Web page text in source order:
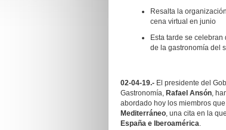
Resalta la
cena virtual en junio
Esta tarde se
de la gastronomía del
02-04-19.- El presidente del
Gastronomía, Rafael Ansón,
abordado hoy los miembros
Mediterráneo, una cita en la
España e Iberoamérica.